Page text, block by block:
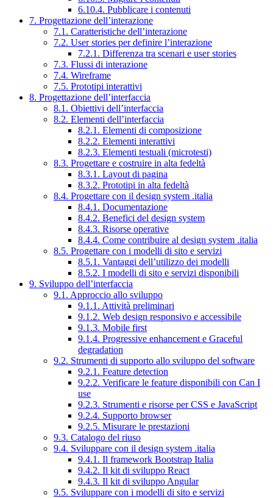
6.10.4. Pubblicare i contenuti
7. Progettazione dell’interazione
7.1. Caratteristiche dell’interazione
7.2. User stories per definire l’interazione
7.2.1. Differenza tra scenari e user stories
7.3. Flussi di interazione
7.4. Wireframe
7.5. Prototipi interattivi
8. Progettazione dell’interfaccia
8.1. Obiettivi dell’interfaccia
8.2. Elementi dell’interfaccia
8.2.1. Elementi di composizione
8.2.2. Elementi interattivi
8.2.3. Elementi testuali (microtesti)
8.3. Progettare e costruire in alta fedeltà
8.3.1. Layout di pagina
8.3.2. Prototipi in alta fedeltà
8.4. Progettare con il design system .italia
8.4.1. Documentazione
8.4.2. Benefici del design system
8.4.3. Risorse operative
8.4.4. Come contribuire al design system .italia
8.5. Progettare con i modelli di sito e servizi
8.5.1. Vantaggi dell’utilizzo dei modelli
8.5.2. I modelli di sito e servizi disponibili
9. Sviluppo dell’interfaccia
9.1. Approccio allo sviluppo
9.1.1. Attività preliminari
9.1.2. Web design responsivo e accessibile
9.1.3. Mobile first
9.1.4. Progressive enhancement e Graceful
degradation
9.2. Strumenti di supporto allo sviluppo del software
9.2.1. Feature detection
9.2.2. Verificare le feature disponibili con Can I
use
9.2.3. Strumenti e risorse per CSS e JavaScript
9.2.4. Supporto browser
9.2.5. Misurare le prestazioni
9.3. Catalogo del riuso
9.4. Sviluppare con il design system .italia
9.4.1. Il framework Bootstrap Italia
9.4.2. Il kit di sviluppo React
9.4.3. Il kit di sviluppo Angular
9.5. Sviluppare con i modelli di sito e servizi